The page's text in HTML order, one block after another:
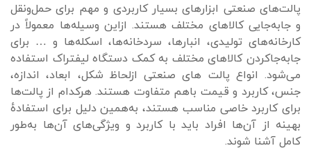
پالت‌های صنعتی ابزارهای بسیار کاربردی و مهم برای حمل‌ونقل
و جابه‌جایی کالاهای مختلف هستند. ازاین وسیله‌ها معمولاً در
کارخانه‌های تولیدی، انبارها، سردخانه‌ها، اسکله‌ها و … برای
جابه‌جاکردن کالاهای مختلف به کمک دستگاه لیفتراک استفاده
می‌شود. انواع پالت‌ های صنعتی ازلحاظ شکل، ابعاد، اندازه،
جنس، کاربرد و قیمت باهم متفاوت هستند. هرکدام از پالت‌ها
برای کاربرد خاصی مناسب هستند، به‌همین دلیل برای استفادهٔ
بهینه از آن‌ها افراد باید با کاربرد و ویژگی‌های آن‌ها به‌طور
کامل آشنا شوند.